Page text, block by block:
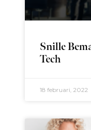
Snille
Tech
18 februari, 2022